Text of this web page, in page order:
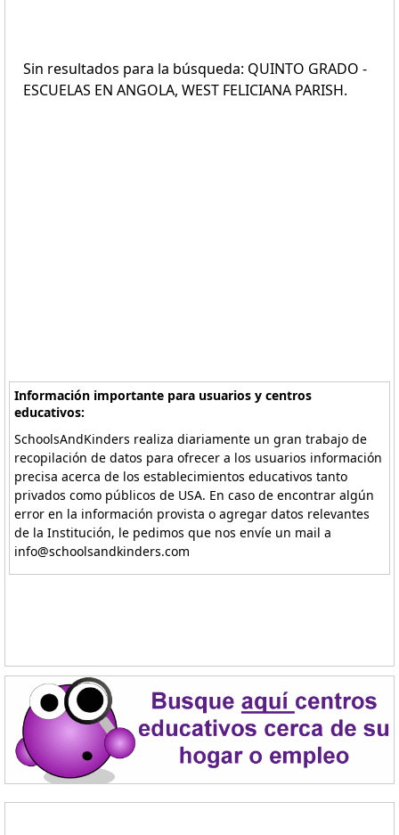
Sin resultados para la búsqueda: QUINTO GRADO -
ESCUELAS EN ANGOLA, WEST FELICIANA PARISH.
Información importante para usuarios y centros
educativos:
SchoolsAndKinders realiza diariamente un gran trabajo de
recopilación de datos para ofrecer a los usuarios información
precisa acerca de los establecimientos educativos tanto
privados como públicos de USA. En caso de encontrar algún
error en la información provista o agregar datos relevantes
de la Institución, le pedimos que nos envíe un mail a
info@schoolsandkinders.com